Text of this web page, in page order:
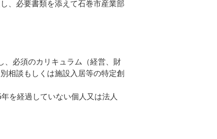
、必要書類を添えて石巻市産業部
必須のカリキュラム（経営、財
相談もしくは施設入居等の特定創
を経過していない個人又は法人